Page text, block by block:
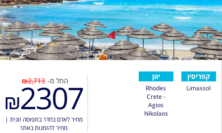
קפריסין
Limassol
יוון
Rhodes
Crete -
Agios
Nikolaos
החל מ- ₪2,713
₪2307
מחיר לאדם בחדר בתפוסה זוגית |
מחיר להזמנות באתר